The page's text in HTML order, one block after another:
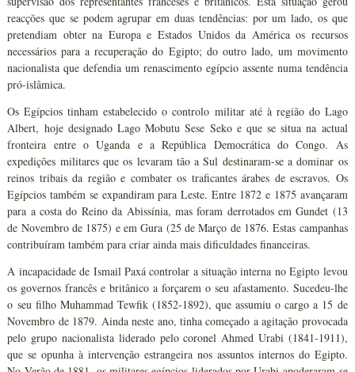
reacções que se podem agrupar em duas tendências: por um lado, os que
pretendiam obter na Europa e Estados Unidos da América os recursos
necessários para a recuperação do Egipto; do outro lado, um movimento
nacionalista que defendia um renascimento egípcio assente numa tendência
pró-islâmica.
Os Egípcios tinham estabelecido o controlo militar até à região do Lago
Albert, hoje designado Lago Mobutu Sese Seko e que se situa na actual
fronteira entre o Uganda e a República Democrática do Congo. As
expedições militares que os levaram tão a Sul destinaram-se a dominar os
reinos tribais da região e combater os traficantes árabes de escravos. Os
Egípcios também se expandiram para Leste. Entre 1872 e 1875 avançaram
para a costa do Reino da Abissínia, mas foram derrotados em Gundet (13
de Novembro de 1875) e em Gura (25 de Março de 1876. Estas campanhas
contribuíram também para criar ainda mais dificuldades financeiras.
A incapacidade de Ismail Paxá controlar a situação interna no Egipto levou
os governos francês e britânico a forçarem o seu afastamento. Sucedeu-lhe
o seu filho Muhammad Tewfik (1852-1892), que assumiu o cargo a 15 de
Novembro de 1879. Ainda neste ano, tinha começado a agitação provocada
pelo grupo nacionalista liderado pelo coronel Ahmed Urabi (1841-1911),
que se opunha à intervenção estrangeira nos assuntos internos do Egipto.